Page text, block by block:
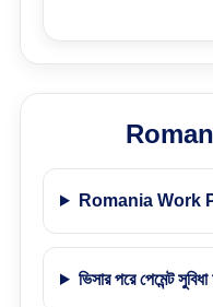
Romania Work
ভিসার পরে পেমেন্ট